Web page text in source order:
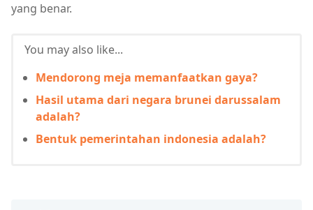
yang benar.
You may also like...
Mendorong meja memanfaatkan gaya?
Hasil utama dari negara brunei darussalam
adalah?
Bentuk pemerintahan indonesia adalah?